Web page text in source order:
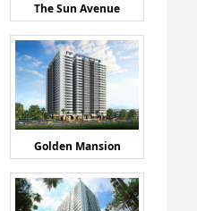
The Sun Avenue
Golden Mansion